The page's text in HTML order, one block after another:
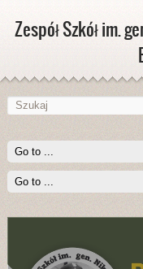
Zespół Szkół im.